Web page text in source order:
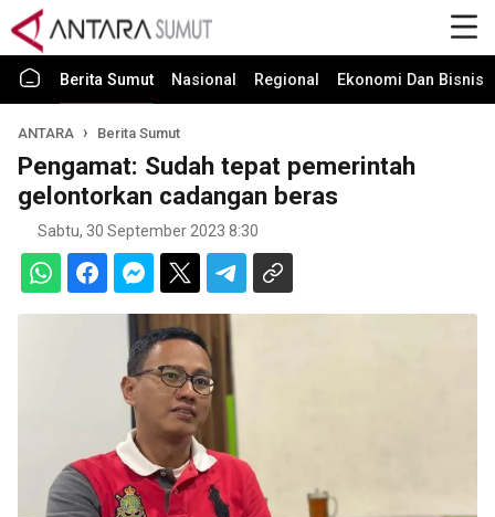
Berita Sumut Nasional Regional Ekonomi Dan Bisnis
ANTARA Berita Sumut
Pengamat: Sudah tepat pemerintah
gelontorkan cadangan beras
Sabtu, 30 September 2023 8:30